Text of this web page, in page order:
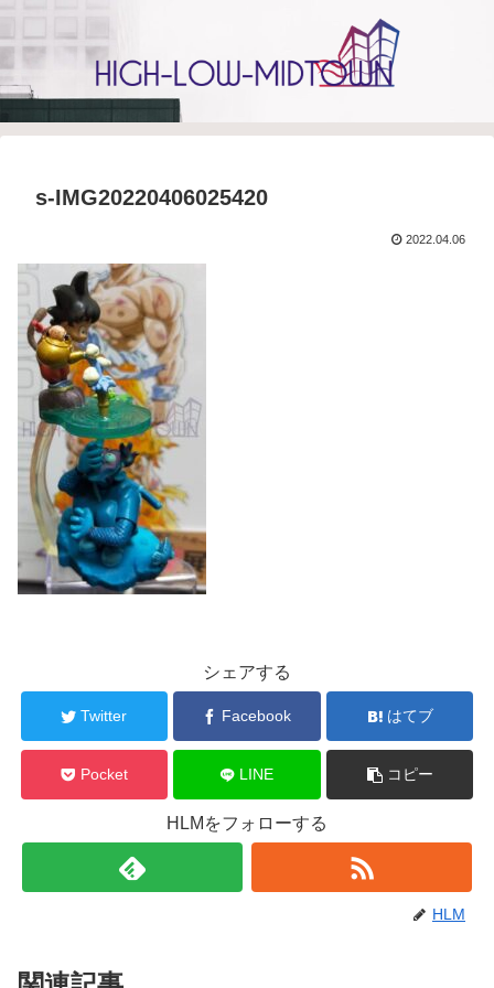
s-IMG20220406025420
2022.04.06
シェアする
Twitter Facebook はてブ
Pocket LINE コピー
HLMをフォローする
HLM